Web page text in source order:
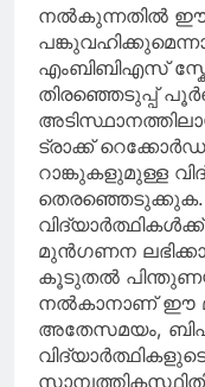
നൽകുന്നതിൽ ഈ
എംബിബിഎസ്
തിരഞ്ഞെടുപ്പ്
ട്രാക്ക്
റാങ്കുകളുമുള്ള
തെരഞ്ഞെടുക്കുക.
മുൻഗണന
കൂടുതൽ
നൽകാനാണ് ഈ
അതേസമയം,